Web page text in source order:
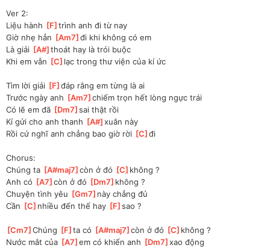
Ver 2:
Liệu hành [F ]trình anh đi từ nay
Giờ nhẹ hẳn [Am7 ]
đi khi không có em
Là giải [A# ]thoát hay là trói buộc
Khi em vẫn [C ]lạc trong thư viện của kí ức
Tìm lời giải [F ]
đáp rằng em từng là ai
Trước ngày anh [Am7 ]
chiếm trọn hết lòng ngực trái
Có lẽ em đã [Dm7 ]
sai thật rồi
Kí gửi cho anh thanh [A# ]
xuân này
Rồi cứ nghĩ anh chẳng bao giờ rời [C ]
đi
Chorus:
Chúng ta [A#maj7 ]
còn ở đó [C ]không ?
Anh có [A7 ]
còn ở đó [Dm7 ]không ?
Chuyện tình yêu [Gm7 ]này chẳng đủ
Cần [C ]nhiều đến thế hay [F ]
sao ?
[Cm7 ]
Chúng [F ]ta có [A#maj7 ]
còn ở đó [C ]không ?
Nước mắt của [A7 ]
em có khiến anh [Dm7 ]
xao động